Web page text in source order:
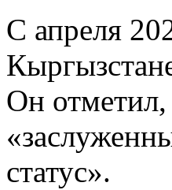
С апреля
Он
статус».